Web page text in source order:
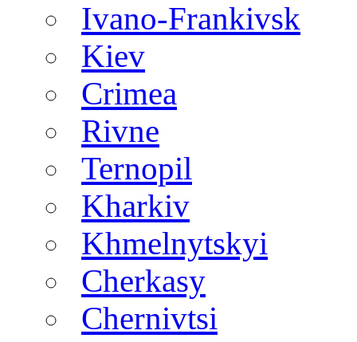
Ivano-Frankivsk
Kiev
Crimea
Rivne
Ternopil
Kharkiv
Khmelnytskyi
Cherkasy
Chernivtsi